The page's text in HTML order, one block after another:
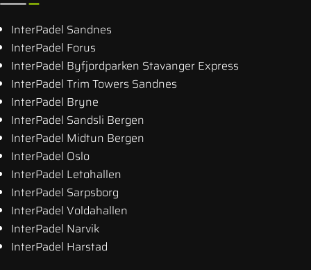
InterPadel Sandnes
InterPadel Forus
InterPadel Byfjordparken Stavanger Express
InterPadel Trim Towers Sandnes
InterPadel Bryne
InterPadel Sandsli Bergen
InterPadel Midtun Bergen
InterPadel Oslo
InterPadel Letohallen
InterPadel Sarpsborg
InterPadel Voldahallen
InterPadel Narvik
InterPadel Harstad